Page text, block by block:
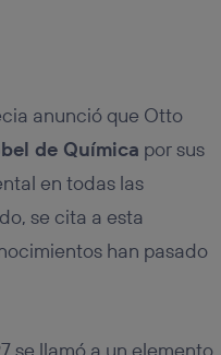
anunció que Otto
de Química por sus
en todas las
se cita a esta
han pasado